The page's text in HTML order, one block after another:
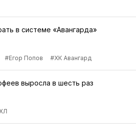
в системе «Авангарда»
#Егор Попов #ХК Авангард
выросла в шесть раз